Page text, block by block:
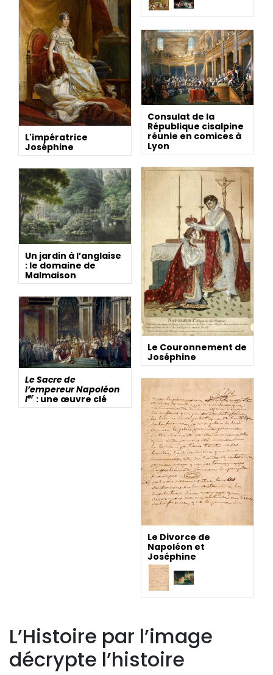
L'impératrice
Joséphine
Consulat de la
République cisalpine
réunie en comices à
Lyon
Le Couronnement de
Joséphine
Un jardin à l’anglaise
: le domaine de
Malmaison
Le Sacre de
l’empereur Napoléon
Ier : une œuvre clé
Le Divorce de
Napoléon et
Joséphine
L’Histoire par l’image
décrypte l’histoire